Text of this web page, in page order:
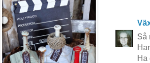
Så
Ha